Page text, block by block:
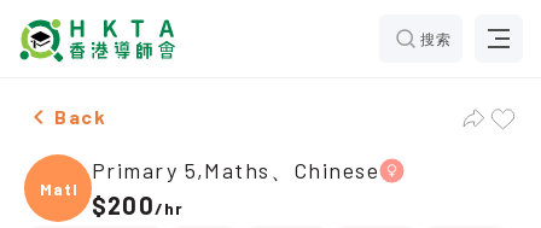
搜索
Female Primary 5,Maths、Chinese，Kowloon City
Back
Maths
Primary 5,Maths、Chinese
$200/hr